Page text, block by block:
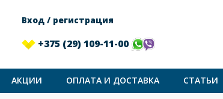
Вход / регистрация
+375 (29) 109-11-00
АКЦИИ ОПЛАТА И ДОСТАВКА СТАТЬИ